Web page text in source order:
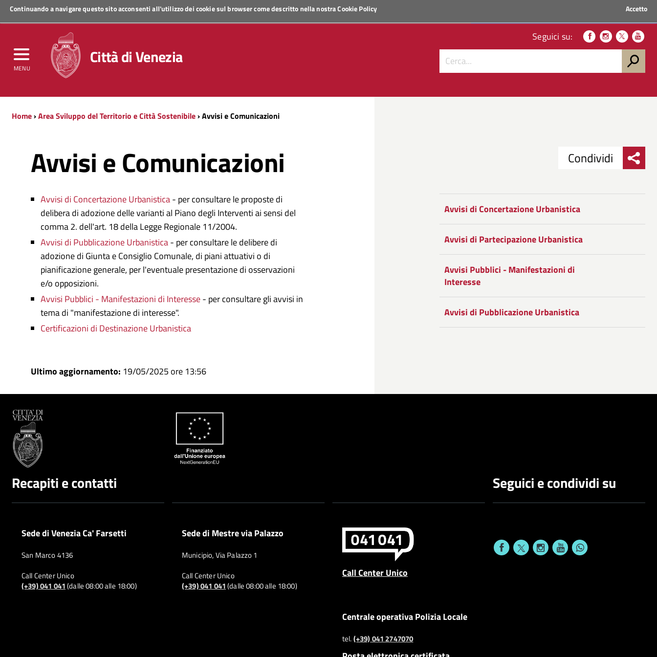
Continuando a navigare questo sito acconsenti all'utilizzo dei cookie sul browser come descritto nella nostraCookie Policy Accetto
MENU
Regione Veneto
Città di Venezia
Seguici su:
Home›Area Sviluppo del Territorio e Città Sostenibile› Avvisi e Comunicazioni
Avvisi e Comunicazioni
Avvisi di Concertazione Urbanistica- per consultare le proposte di
delibera di adozione delle varianti al Piano degli Interventi ai sensi del
comma 2. dell'art. 18 della Legge Regionale 11/2004.
Avvisi di Pubblicazione Urbanistica- per consultare le delibere di
adozione di Giunta e Consiglio Comunale, di piani attuativi o di
pianificazione generale, per l'eventuale presentazione di osservazioni
e/o opposizioni.
Avvisi Pubblici - Manifestazioni di Interesse- per consultare gli avvisi in
tema di "manifestazione di interesse".
Certificazioni di Destinazione Urbanistica
Facebook
Condividi
su
Twitter
Condividi
su
Google
Plus
Condividi
Avvisi di Concertazione Urbanistica
Avvisi di Partecipazione Urbanistica
Avvisi Pubblici - Manifestazioni di
Interesse
Avvisi di Pubblicazione Urbanistica
Ultimo aggiornamento: 19/05/2025 ore 13:56
Recapiti e contatti
Sede di Venezia Ca' Farsetti
San Marco 4136
Call Center Unico
(+39) 041 041(dalle 08:00 alle 18:00)
Sede di Mestre via Palazzo
Municipio, Via Palazzo 1
Call Center Unico
(+39) 041 041(dalle 08:00 alle 18:00)
Call Center Unico
Centrale operativa Polizia Locale
tel.(+39) 041 2747070
Seguici e condividi su